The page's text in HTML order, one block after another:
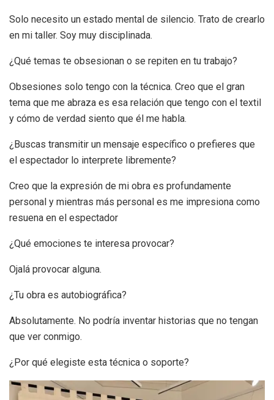
Solo necesito un estado mental de silencio. Trato de crearlo
en mi taller. Soy muy disciplinada.
¿Qué temas te obsesionan o se repiten en tu trabajo?
Obsesiones solo tengo con la técnica. Creo que el gran
tema que me abraza es esa relación que tengo con el textil
y cómo de verdad siento que él me habla.
¿Buscas transmitir un mensaje específico o prefieres que
el espectador lo interprete libremente?
Creo que la expresión de mi obra es profundamente
personal y mientras más personal es me impresiona como
resuena en el espectador
¿Qué emociones te interesa provocar?
Ojalá provocar alguna.
¿Tu obra es autobiográfica?
Absolutamente. No podría inventar historias que no tengan
que ver conmigo.
¿Por qué elegiste esta técnica o soporte?